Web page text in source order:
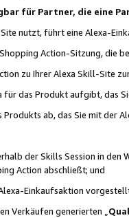
für Partner, die eine
nutzt, führt eine Alexa-
Action-Sitzung, die
zu Ihrer Alexa Skill-Site
das Produkt aufgibt, das
Produkts ab, das Sie mit der
der Skills Session in den
Action abschließt; und
Einkaufsaktion
Verkäufen generierten „